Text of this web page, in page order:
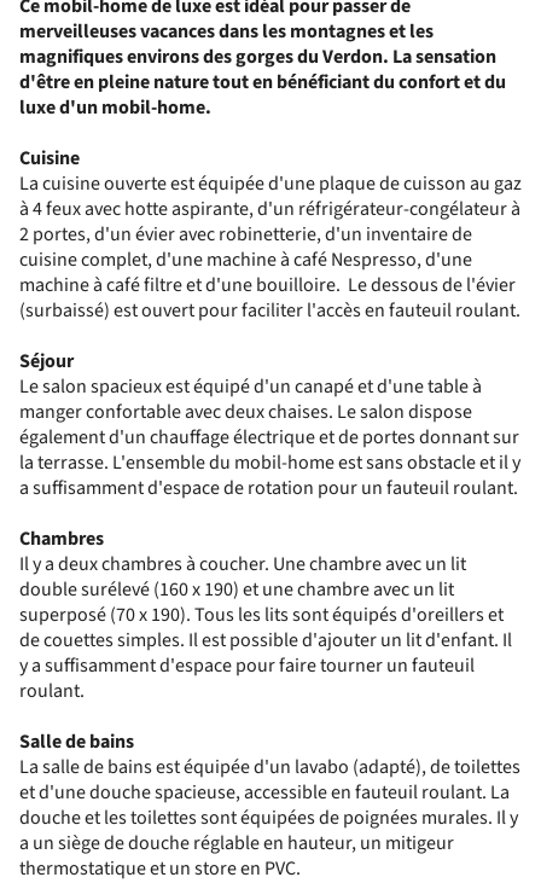
Ce mobil-home de luxe est idéal pour passer de
merveilleuses vacances dans les montagnes et les
magnifiques environs des gorges du Verdon. La sensation
d'être en pleine nature tout en bénéficiant du confort et du
luxe d'un mobil-home.
Cuisine
La cuisine ouverte est équipée d'une plaque de cuisson au gaz
à 4 feux avec hotte aspirante, d'un réfrigérateur-congélateur à
2 portes, d'un évier avec robinetterie, d'un inventaire de
cuisine complet, d'une machine à café Nespresso, d'une
machine à café filtre et d'une bouilloire. Le dessous de l'évier
(surbaissé) est ouvert pour faciliter l'accès en fauteuil roulant.
Séjour
Le salon spacieux est équipé d'un canapé et d'une table à
manger confortable avec deux chaises. Le salon dispose
également d'un chauffage électrique et de portes donnant sur
la terrasse. L'ensemble du mobil-home est sans obstacle et il y
a suffisamment d'espace de rotation pour un fauteuil roulant.
Chambres
Il y a deux chambres à coucher. Une chambre avec un lit
double surélevé (160 x 190) et une chambre avec un lit
superposé (70 x 190). Tous les lits sont équipés d'oreillers et
de couettes simples. Il est possible d'ajouter un lit d'enfant. Il
y a suffisamment d'espace pour faire tourner un fauteuil
roulant.
Salle de bains
La salle de bains est équipée d'un lavabo (adapté), de toilettes
et d'une douche spacieuse, accessible en fauteuil roulant. La
douche et les toilettes sont équipées de poignées murales. Il y
a un siège de douche réglable en hauteur, un mitigeur
thermostatique et un store en PVC.